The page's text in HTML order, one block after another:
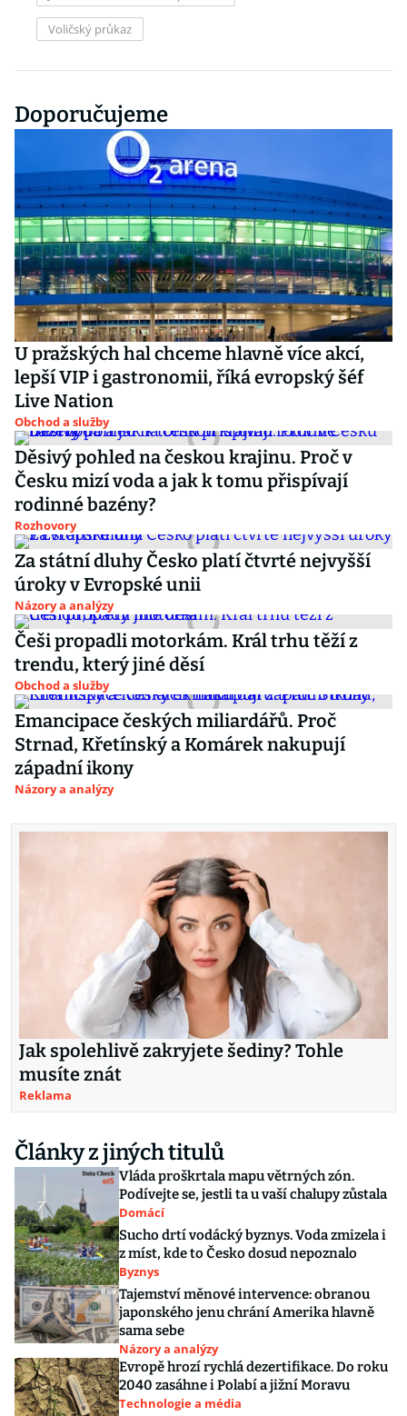
Voličský průkaz
Doporučujeme
U pražských hal chceme hlavně více akcí,
lepší VIP i gastronomii, říká evropský šéf
Live Nation
Obchod a služby
Děsivý pohled na českou krajinu. Proč v
Česku mizí voda a jak k tomu přispívají
rodinné bazény?
Rozhovory
Za státní dluhy Česko platí čtvrté nejvyšší
úroky v Evropské unii
Názory a analýzy
Češi propadli motorkám. Král trhu těží z
trendu, který jiné děsí
Obchod a služby
Emancipace českých miliardářů. Proč
Strnad, Křetínský a Komárek nakupují
západní ikony
Názory a analýzy
Jak spolehlivě zakryjete šediny? Tohle
musíte znát
Reklama
Články z jiných titulů
Vláda proškrtala mapu větrných zón.
Podívejte se, jestli ta u vaší chalupy zůstala
Domácí
Sucho drtí vodácký byznys. Voda zmizela i
z míst, kde to Česko dosud nepoznalo
Byznys
Tajemství měnové intervence: obranou
japonského jenu chrání Amerika hlavně
sama sebe
Názory a analýzy
Evropě hrozí rychlá dezertifikace. Do roku
2040 zasáhne i Polabí a jižní Moravu
Technologie a média